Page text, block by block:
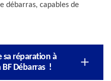
débarras, capables de
sa réparation à
BF Débarras !